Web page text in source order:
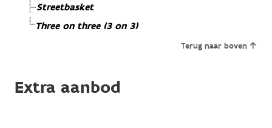
Streetbasket
Three on three (3 on 3)
Terug naar boven
Extra aanbod